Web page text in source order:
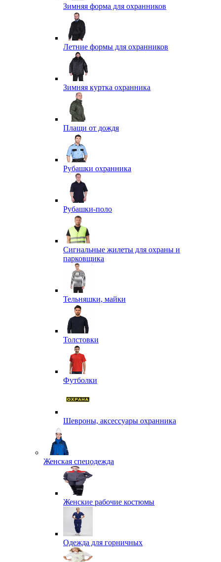
Зимняя форма для охранников
Летние формы для охранников
Зимняя куртка охранника
Плащи от дождя
Рубашки охранника
Рубашки-поло
Сигнальные жилеты для охраны и
парковщика
Тельняшки, майки
Толстовки
Футболки
Шевроны, аксессуары охранника
Женская спецодежда
Женские рабочие костюмы
Одежда для горничных